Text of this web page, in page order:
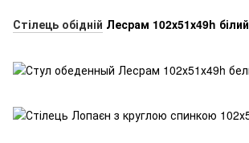
Стілець обідній Лесрам 102х51х49h білий